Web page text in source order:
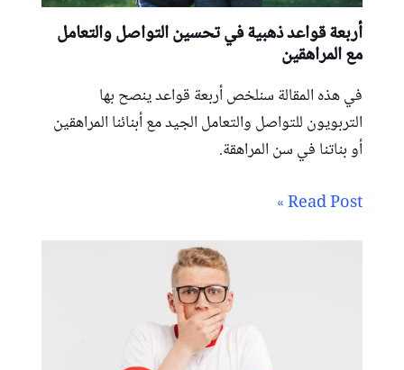
أربعة قواعد ذهبية في تحسين التواصل والتعامل
مع المراهقين
في هذه المقالة سنلخص أربعة قواعد ينصح بها
التربويون للتواصل والتعامل الجيد مع أبنائنا المراهقين
أو بناتنا في سن المراهقة.
Read Post »